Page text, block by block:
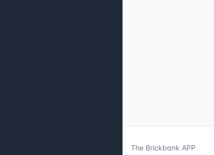
The Brickbank APP